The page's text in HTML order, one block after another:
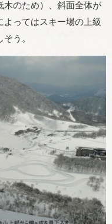
木のため）、斜面全体が
ってはスキー場の上級
う。